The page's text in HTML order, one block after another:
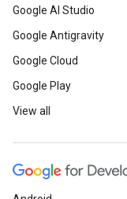
Google AI Studio
Google Antigravity
Google Cloud
Google Play
View all